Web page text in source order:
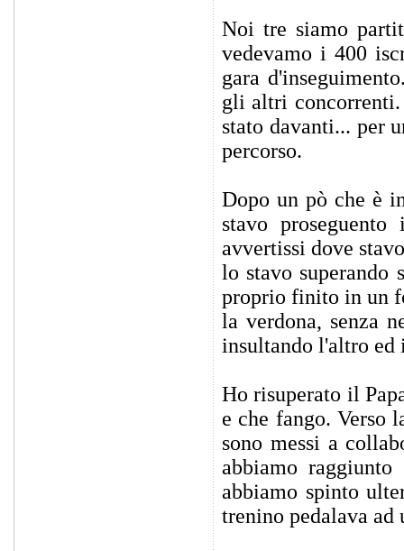
Noi tre siamo
vedevamo i 400
gara
gli altri concorrenti.
stato davanti... per
percorso.
Dopo un pò che è
stavo
avvertissi dove
lo stavo superando
proprio finito in un
la verdona, senza
insultando l'altro ed
Ho risuperato il
e che fango. Verso
sono messi a
abbiamo
abbiamo spinto
trenino pedalava